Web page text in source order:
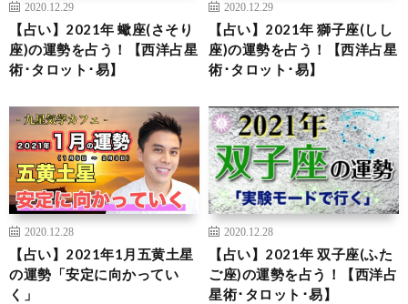
2020.12.29
【占い】2021年 蠍座(さそり
座)の運勢を占う！【西洋占星
術･タロット･易】
2020.12.29
【占い】2021年 獅子座(しし
座)の運勢を占う！【西洋占星
術･タロット･易】
2020.12.28
【占い】2021年1月五黄土星
の運勢「安定に向かってい
く」
2020.12.28
【占い】2021年 双子座(ふた
ご座)の運勢を占う！【西洋占
星術･タロット･易】